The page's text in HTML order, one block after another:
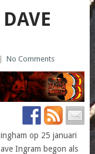
No Comments
op 25 januari
Ingram begon als